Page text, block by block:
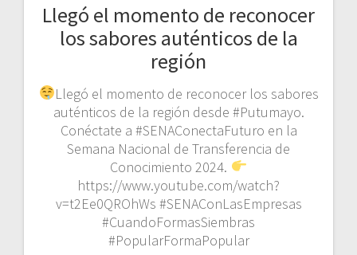
Llegó el momento de reconocer
los sabores auténticos de la
región
Llegó el momento de reconocer los sabores
auténticos de la región desde #Putumayo.
Conéctate a #SENAConectaFuturo en la
Semana Nacional de Transferencia de
Conocimiento 2024.
https://www.youtube.com/watch?
v=t2Ee0QROhWs #SENAConLasEmpresas
#CuandoFormasSiembras
#PopularFormaPopular